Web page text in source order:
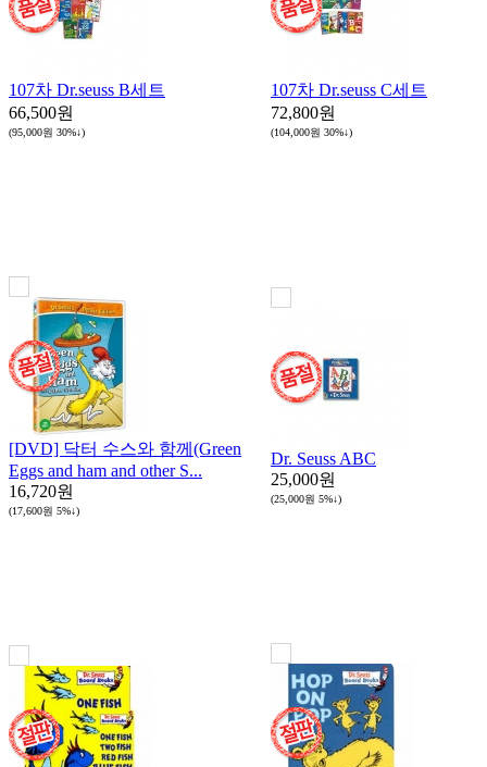
107차 Dr.seuss B세트
66,500원
(95,000원 30%↓)
107차 Dr.seuss C세트
72,800원
(104,000원 30%↓)
[DVD] 닥터 수스와 함께(Green
Eggs and ham and other S...
16,720원
(17,600원 5%↓)
Dr. Seuss ABC
25,000원
(25,000원 5%↓)